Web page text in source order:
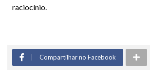
raciocínio.
Compartilhar no Facebook